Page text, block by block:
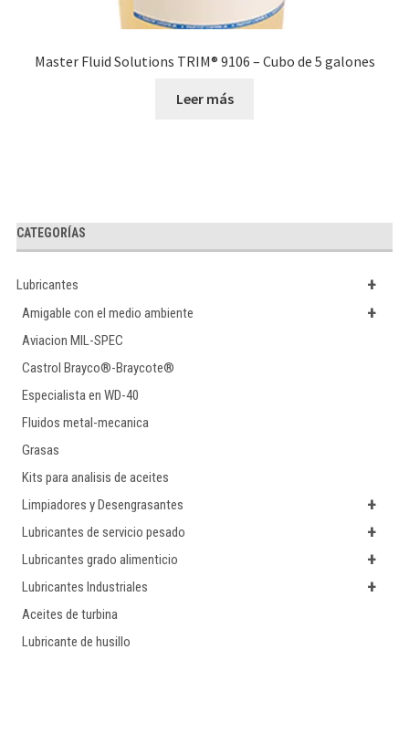
Master Fluid Solutions TRIM® 9106 – Cubo de 5 galones
Leer más
CATEGORÍAS
+
Lubricantes
+
Amigable con el medio ambiente
Aviacion MIL-SPEC
Castrol Brayco®-Braycote®
Especialista en WD-40
Fluidos metal-mecanica
Grasas
Kits para analisis de aceites
+
Limpiadores y Desengrasantes
+
Lubricantes de servicio pesado
+
Lubricantes grado alimenticio
+
Lubricantes Industriales
Aceites de turbina
Lubricante de husillo